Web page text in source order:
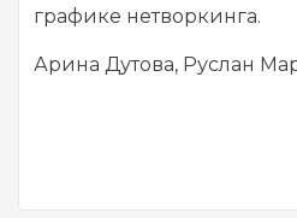
графике нетворкинга.
Арина Дутова, Руслан